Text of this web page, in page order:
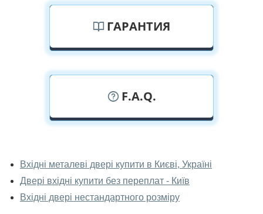
ГАРАНТИЯ
F.A.Q.
наживо?
Так, можна подивитися двері вхідні у нашому
фірмовому салоні-магазині.
Вхідні металеві двері купити в Києві, Україні
Двері вхідні купити без переплат - Київ
Вхідні двері нестандартного розміру